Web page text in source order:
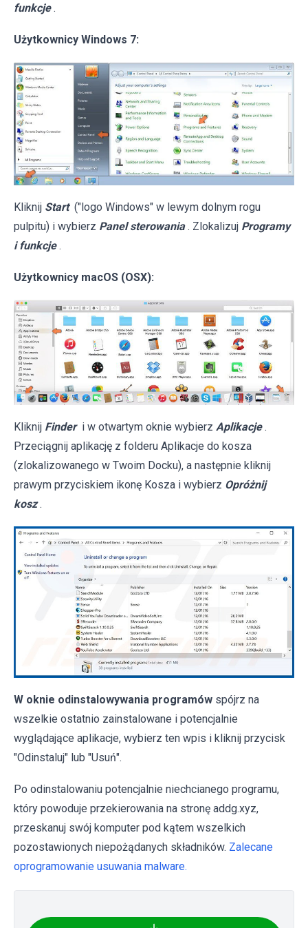
funkcje .
Użytkownicy Windows 7:
Kliknij Start ("logo Windows" w lewym dolnym rogu
pulpitu) i wybierz Panel sterowania . Zlokalizuj Programy
i funkcje .
Użytkownicy macOS (OSX):
Kliknij Finder i w otwartym oknie wybierz Aplikacje .
Przeciągnij aplikację z folderu Aplikacje do kosza
(zlokalizowanego w Twoim Docku), a następnie kliknij
prawym przyciskiem ikonę Kosza i wybierz Opróżnij
kosz .
W oknie odinstalowywania programów spójrz na
wszelkie ostatnio zainstalowane i potencjalnie
wyglądające aplikacje, wybierz ten wpis i kliknij przycisk
"Odinstaluj" lub "Usuń".
Po odinstalowaniu potencjalnie niechcianego programu,
który powoduje przekierowania na stronę addg.xyz,
przeskanuj swój komputer pod kątem wszelkich
pozostawionych niepożądanych składników. Zalecane
oprogramowanie usuwania malware.